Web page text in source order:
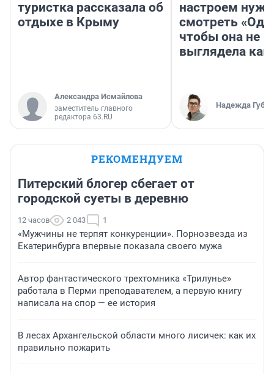
туристка рассказала об
отдыхе в Крыму
Александра Исмайлова
заместитель главного
редактора 63.RU
настроем
смотреть
чтобы она не
выглядела как
Надежда
РЕКОМЕНДУЕМ
Питерский блогер сбегает от
городской суеты в деревню
12 часов 2 043 1
«Мужчины не терпят конкуренции». Порнозвезда из
Екатеринбурга впервые показала своего мужа
Автор фантастического трехтомника «Трилунье»
работала в Перми преподавателем, а первую книгу
написала на спор — ее история
В лесах Архангельской области много лисичек: как их
правильно пожарить